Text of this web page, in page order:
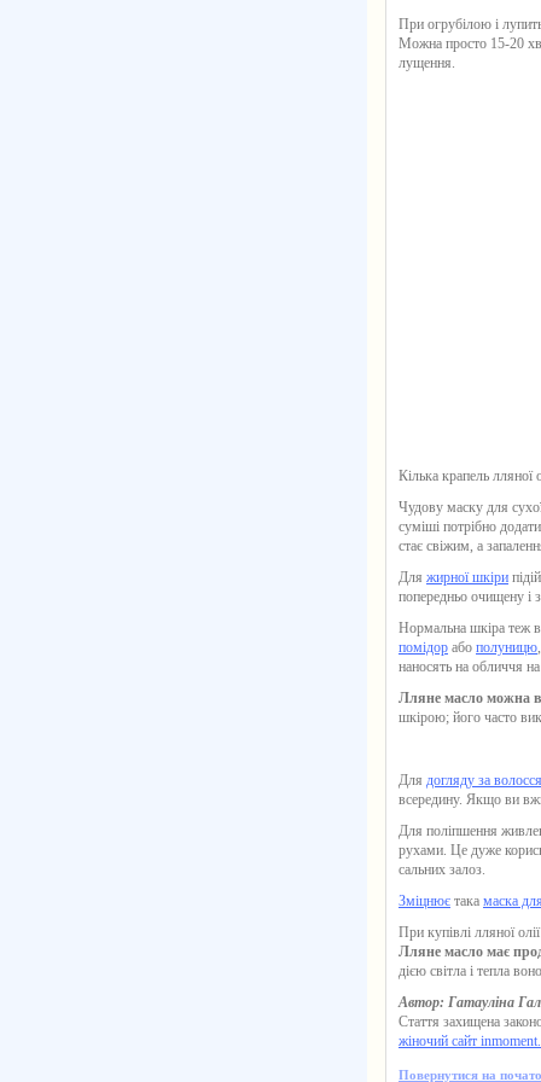
При огрубілою і
Можна просто 15-20
лущення.
Кілька крапель лляної
Чудову маску для
суміші потрібно
стає свіжим, а
Для жирної шкіри
попередньо очищену і
Нормальна шкіра теж
помідор або полуницю
наносять на обличчя
Лляне масло можна
шкірою; його часто
Для догляду за
всередину. Якщо ви
Для поліпшення
рухами. Це дуже
сальних залоз.
Зміцнює така маска
При купівлі лляної олії
Лляне масло має
дією світла і тепла
Автор: Гатауліна
Стаття захищена
жіночий сайт
Повернутися на